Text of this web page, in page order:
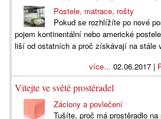
Postele, matrace, rošty
Pokud se rozhlížíte po nové
pojem kontinentální nebo americké
liší od ostatních a proč získávají na stále
více... 02.06.2017 |
Vítejte ve světě prostěradel
Záclony a povlečení
Tušíte, proč má prostěradlo